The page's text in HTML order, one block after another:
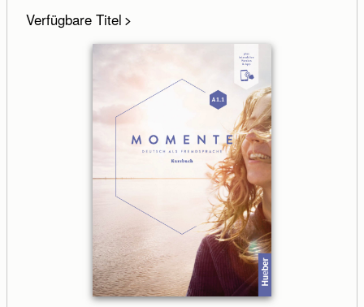
Verfügbare Titel